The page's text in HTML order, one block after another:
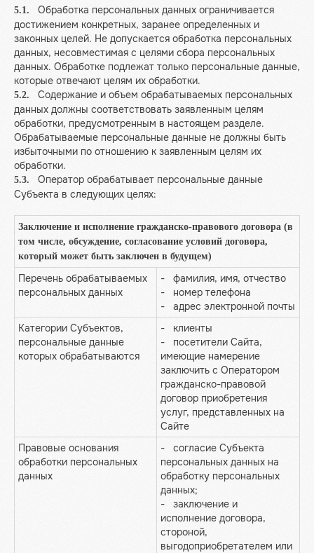
5.1. Обработка персональных данных ограничивается
достижением конкретных, заранее определенных и
законных целей. Не допускается обработка персональных
данных, несовместимая с целями сбора персональных
данных. Обработке подлежат только персональные данные,
которые отвечают целям их обработки.
5.2. Содержание и объем обрабатываемых персональных
данных должны соответствовать заявленным целям
обработки, предусмотренным в настоящем разделе.
Обрабатываемые персональные данные не должны быть
избыточными по отношению к заявленным целям их
обработки.
5.3. Оператор обрабатывает персональные данные
Субъекта в следующих целях:
Заключение и исполнение гражданско-правового договора (в
том числе, обсуждение, согласование условий договора,
который может быть заключен в будущем)
Перечень обрабатываемых
персональных данных
- фамилия, имя, отчество
- номер телефона
- адрес электронной почты
Категории Субъектов,
персональные данные
которых обрабатываются
- клиенты
- посетители Сайта,
имеющие намерение
заключить с Оператором
гражданско-правовой
договор приобретения
услуг, представленных на
Сайте
Правовые основания
обработки персональных
данных
- согласие Субъекта
персональных данных на
обработку персональных
данных;
- заключение и
исполнение договора,
стороной,
выгодоприобретателем или